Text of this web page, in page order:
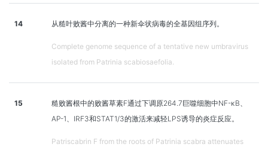
14 从糙叶败酱中分离的一种新伞状病毒的全基因组序列。
Complete genome sequence of a tentative new umbravirus
isolated from Patrinia scabiosaefolia.
15
糙败酱根中的败酱草素F通过下调原264.7巨噬细胞中NF-κB、
AP-1、IRF3和STAT1/3的激活来减轻LPS诱导的炎症反应。
Patriscabrin F from the roots of Patrinia scabra attenuates